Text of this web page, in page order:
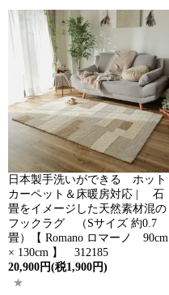
日本製手洗いができる ホット
カーペット＆床暖房対応 | 石
畳をイメージした天然素材混の
フックラグ （Sサイズ 約0.7
畳）【 Romano ロマーノ 90cm
× 130cm 】 312185
20,900円(税1,900円)